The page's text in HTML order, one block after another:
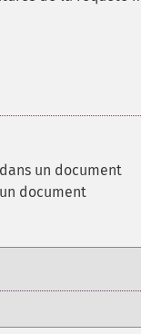
un document
document